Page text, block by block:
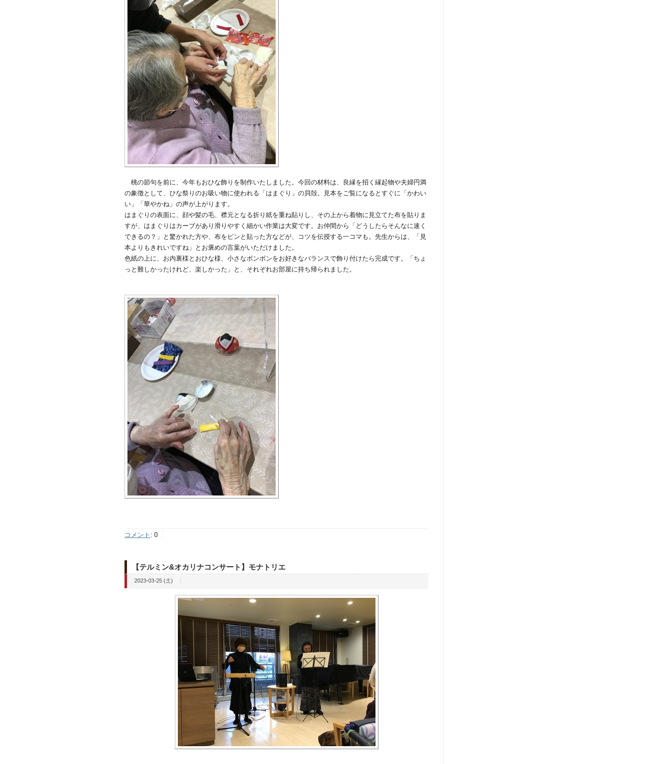
桃の節句を前に、今年もおひな飾りを制作いたしました。今回の材料は、良縁を招く縁起物や夫婦円満
の象徴として、ひな祭りのお吸い物に使われる「はまぐり」の貝殻。見本をご覧になるとすぐに「かわい
い」「華やかね」の声が上がります。
はまぐりの表面に、顔や髪の毛、襟元となる折り紙を重ね貼りし、その上から着物に見立てた布を貼りま
すが、はまぐりはカーブがあり滑りやすく細かい作業は大変です。お仲間から「どうしたらそんなに速く
できるの？」と驚かれた方や、布をピンと貼った方などが、コツを伝授する一コマも。先生からは、「見
本よりもきれいですね」とお褒めの言葉がいただけました。
色紙の上に、お内裏様とおひな様、小さなボンボンをお好きなバランスで飾り付けたら完成です。「ちょ
っと難しかったけれど、楽しかった」と、それぞれお部屋に持ち帰られました。
コメント : 0
【テルミン&オカリナコンサート】モナトリエ
2023-03-25 (土)